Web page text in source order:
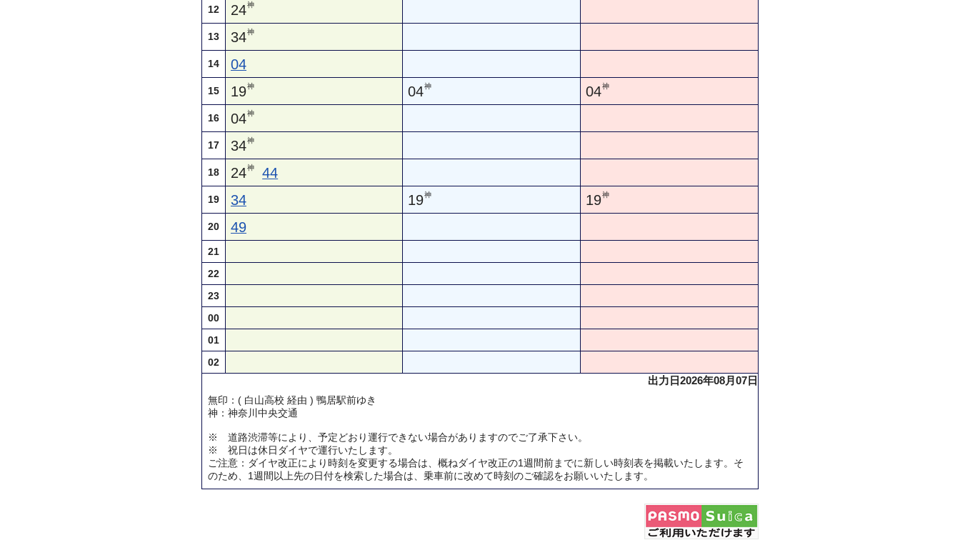
12 24神
13 34神
14 04
15 19神 04神 04神
16 04神
17 34神
18 24神 44
19 34 19神 19神
20 49
21
22
23
00
01
02
出力日2026年08月07日
無印：( 白山高校 経由 ) 鴨居駅前ゆき
神：神奈川中央交通
※ 道路渋滞等により、予定どおり運行できない場合がありますのでご了承下さい。
※ 祝日は休日ダイヤで運行いたします。
ご注意：ダイヤ改正により時刻を変更する場合は、概ねダイヤ改正の1週間前までに新しい時刻表を掲載いたします。そ
のため、1週間以上先の日付を検索した場合は、乗車前に改めて時刻のご確認をお願いいたします。